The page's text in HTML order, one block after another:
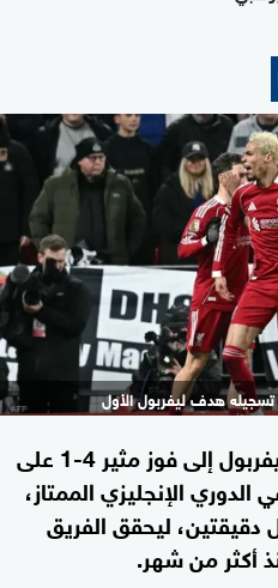
هدف ليفربول الأول
قاد هوغو إيكيتيكي فريقه ليفربول إلى فوز مثير 4-1 على
الإنجليزي الممتاز،
دقيقتين، ليحقق الفريق
أكثر من شهر.